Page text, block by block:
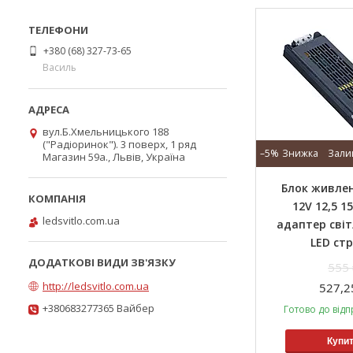
–5%
Блок
12V 12,5
адаптер
LED
555
Готово до
+380 (68) 327-73-65
Василь
вул.Б.Хмельницького 188
("Радіоринок"). 3 поверх, 1 ряд
Магазин 59а., Львів, Україна
ledsvitlo.com.ua
http://ledsvitlo.com.ua
+380683277365 Вайбер